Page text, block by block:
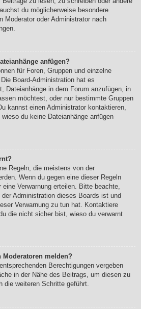
du möglicherweise besondere
Moderator oder Administrator nach
anfügen?
für Foren, Gruppen und einzelne
Board-Administration hat es
Dateianhänge in dem Forum anzufügen, in
möchtest, oder nur bestimmte Gruppen
kannst einen Administrator kontaktieren,
du keine Dateianhänge anfügen
Regeln, die meistens von der
Wenn du gegen eine dieser Regeln
Verwarnung erteilen. Bitte beachte,
Administration dieses Boards ist und
Verwarnung zu tun hat. Kontaktiere
die nicht sicher bist, wieso du verwarnt
Moderatoren melden?
Berechtigungen vergeben
in der Nähe des Beitrags, um diesen zu
die weiteren Schritte geführt.